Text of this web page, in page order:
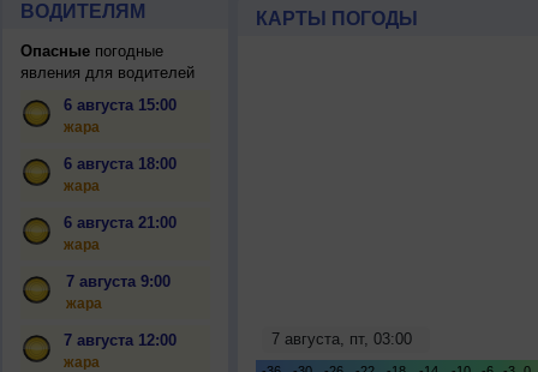
ВОДИТЕЛЯМ
Опасныепогодные
явления для водителей
6 августа 15:00
жара
6 августа 18:00
жара
6 августа 21:00
жара
7 августа 9:00
жара
7 августа 12:00
жара
КАРТЫ ПОГОДЫ